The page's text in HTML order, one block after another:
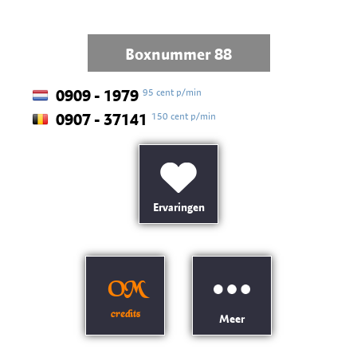
Boxnummer 88
0909 - 1979 95 cent p/min
0907 - 37141 150 cent p/min
Ervaringen
OM
credits Meer